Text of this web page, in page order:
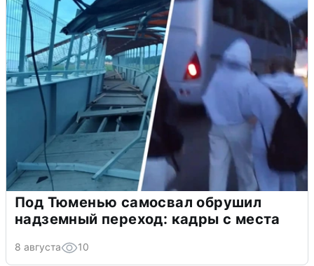
Под Тюменью самосвал обрушил
надземный переход: кадры с места
8 августа 10